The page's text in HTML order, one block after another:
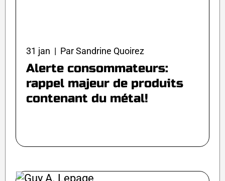
31 jan | Par Sandrine Quoirez
Alerte consommateurs:
rappel majeur de produits
contenant du métal!